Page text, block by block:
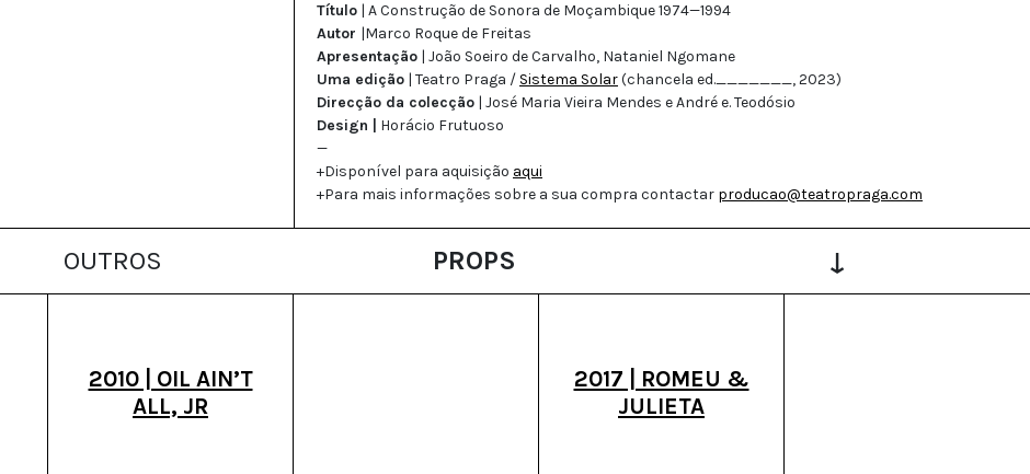
Título | A Construção de Sonora de Moçambique 1974—1994
Autor |Marco Roque de Freitas
Apresentação | João Soeiro de Carvalho, Nataniel Ngomane
Uma edição | Teatro Praga / Sistema Solar(chancela ed._______, 2023)
Direcção da colecção | José Maria Vieira Mendes e André e. Teodósio
Design |
Horácio Frutuoso
—
+Disponível para aquisição aqui
+Para mais informações sobre a sua compra contactar producao@teatropraga.com
OUTROS PROPS ↓
2010 | OIL AIN’T
ALL, JR
2017 | ROMEU &
JULIETA